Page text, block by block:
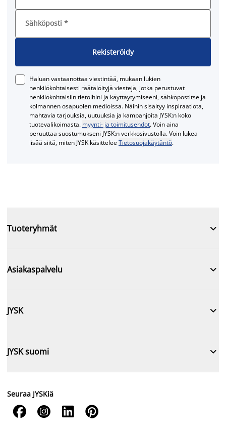
Sähköposti *
Rekisteröidy
Haluan vastaanottaa viestintää, mukaan lukien
henkilökohtaisesti räätälöityjä viestejä, jotka perustuvat
henkilökohtaisiin tietoihini ja käyttäytymiseeni, sähköpostitse ja
kolmannen osapuolen medioissa. Näihin sisältyy inspiraatiota,
mahtavia tarjouksia, uutuuksia ja kampanjoita JYSK:n koko
tuotevalikoimasta. myynti- ja toimitusehdot. Voin aina
peruuttaa suostumukseni JYSK:n verkkosivustolla. Voin lukea
lisää siitä, miten JYSK käsitteleeTietosuojakäytäntö.
Tuoteryhmät 
Asiakaspalvelu 
JYSK 
JYSK suomi 
Seuraa JYSKiä
   